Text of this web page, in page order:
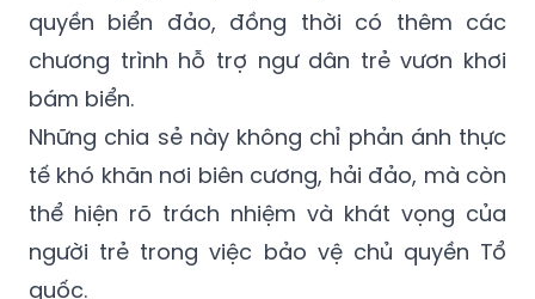
quyền biển đảo, đồng thời có thêm các
chương trình hỗ trợ ngư dân trẻ vươn khơi
bám biển.
Những chia sẻ này không chỉ phản ánh thực
tế khó khăn nơi biên cương, hải đảo, mà còn
thể hiện rõ trách nhiệm và khát vọng của
người trẻ trong việc bảo vệ chủ quyền Tổ
quốc.